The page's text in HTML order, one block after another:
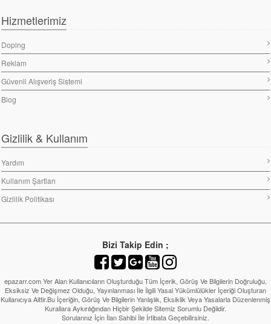
Hizmetlerimiz
Doping
Reklam
Güvenli Alışveriş Sistemi
Blog
Gizlilik & Kullanım
Yardım
Kullanım Şartları
Gizlilik Politikası
Bizi Takip Edin ;
epazarr.com Yer Alan Kullanıcıların Oluşturduğu Tüm İçerik, Görüş Ve Bilgilerin Doğruluğu,
Eksiksiz Ve Değişmez Olduğu, Yayınlanması İle İlgili Yasal Yükümlülükler İçeriği Oluşturan
Kullanıcıya Aittir.Bu İçeriğin, Görüş Ve Bilgilerin Yanlışlık, Eksiklik Veya Yasalarla Düzenlenmiş
Kurallara Aykırılığından Hiçbir Şekilde Sitemiz Sorumlu Değildir.
Sorularınız İçin İlan Sahibi İle İrtibata Geçebilirsiniz.